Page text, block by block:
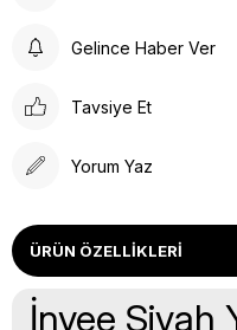
Gelince Haber Ver
Tavsiye Et
Yorum Yaz
ÜRÜN ÖZELLIKLERI
İnvee Siyah